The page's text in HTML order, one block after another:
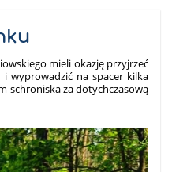
mieli okazję przyjrzeć
wyprowadzić na spacer kilka
schroniska za dotychczasową